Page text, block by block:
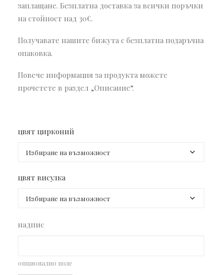
заплащане. Безплатна доставка за всички поръчки
на стойност над 30€.
Получавате нашите бижута с безплатна подаръчна
опаковка.
Повече информация за продукта можете
прочетете в раздел „Описание“.
цвят цирконий
цвят висулка
надпис
опционално поле